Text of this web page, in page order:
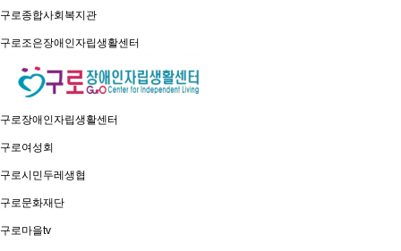
구로종합사회복지관
구로조은장애인자립생활센터
구로장애인자립생활센터
구로여성회
구로시민두레생협
구로문화재단
구로마을tv